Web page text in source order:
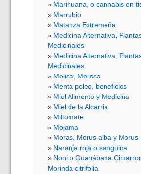
Marihuana, o cannabis en
Marrubio
Matanza Extremeña
Medicina Alternativa,
Medicinales
Medicina Alternativa,
Medicinales
Melisa, Melissa
Menta poleo, beneficios
Miel Alimento y Medicina
Miel de la Alcarria
Miltomate
Mojama
Moras, Morus alba y Morus
Naranja roja o sanguina
Noni o Guanábana
Morinda citrifolia